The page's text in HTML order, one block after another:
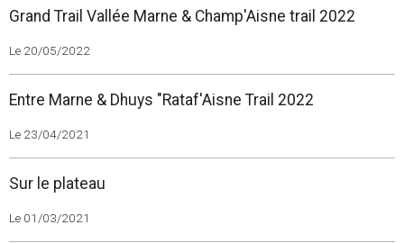
Grand Trail Vallée Marne & Champ'Aisne trail 2022
Le 20/05/2022
Entre Marne & Dhuys "Rataf'Aisne Trail 2022
Le 23/04/2021
Sur le plateau
Le 01/03/2021